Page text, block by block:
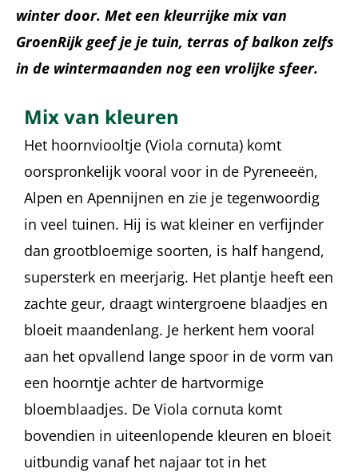
winter door. Met een kleurrijke mix van
GroenRijk geef je je tuin, terras of balkon zelfs
in de wintermaanden nog een vrolijke sfeer.
Mix van kleuren
Het hoornviooltje (Viola cornuta) komt
oorspronkelijk vooral voor in de Pyreneeën,
Alpen en Apennijnen en zie je tegenwoordig
in veel tuinen. Hij is wat kleiner en verfijnder
dan grootbloemige soorten, is half hangend,
supersterk en meerjarig. Het plantje heeft een
zachte geur, draagt wintergroene blaadjes en
bloeit maandenlang. Je herkent hem vooral
aan het opvallend lange spoor in de vorm van
een hoorntje achter de hartvormige
bloemblaadjes. De Viola cornuta komt
bovendien in uiteenlopende kleuren en bloeit
uitbundig vanaf het najaar tot in het